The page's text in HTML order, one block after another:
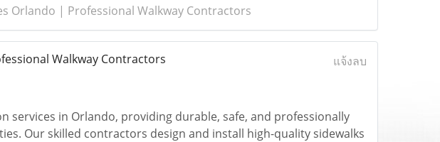
Orlando | Professional Walkway Contractors
Walkway Contractors
แจ้งลบ
services in Orlando, providing durable, safe, and professionally
Our skilled contractors design and install high-quality sidewalks